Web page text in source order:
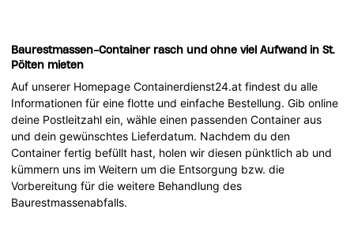
Baurestmassen-Container rasch und ohne viel Aufwand in St.
Pölten mieten
Auf unserer Homepage Containerdienst24.at findest du alle
Informationen für eine flotte und einfache Bestellung. Gib online
deine Postleitzahl ein, wähle einen passenden Container aus
und dein gewünschtes Lieferdatum. Nachdem du den
Container fertig befüllt hast, holen wir diesen pünktlich ab und
kümmern uns im Weitern um die Entsorgung bzw. die
Vorbereitung für die weitere Behandlung des
Baurestmassenabfalls.